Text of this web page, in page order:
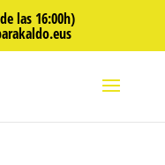
las 16:00h)